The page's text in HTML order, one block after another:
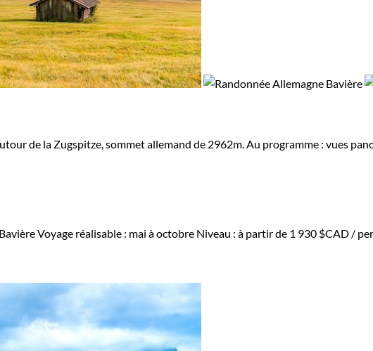
de la Zugspitze, sommet allemand de 2962m. Au programme : vues
Voyage réalisable : mai à octobre Niveau : à partir de 1 930 $CAD /